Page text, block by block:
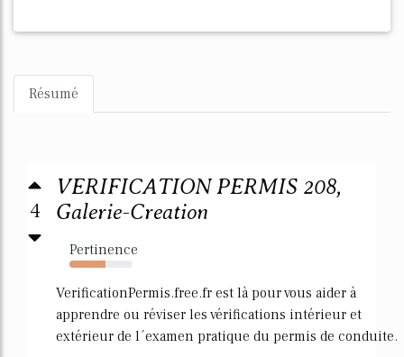
Résumé
4
VERIFICATION PERMIS 208,
Galerie-Creation
Pertinence
57%
VerificationPermis.free.fr est là pour vous aider à
apprendre ou réviser les vérifications intérieur et
extérieur de l´examen pratique du permis de conduite.